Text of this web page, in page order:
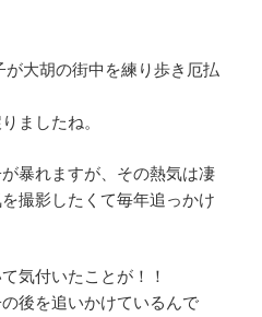
大胡の街中を練り歩き厄払
ましたね。
暴れますが、その熱気は凄
撮影したくて毎年追っかけ
気付いたことが！！
後を追いかけているんで